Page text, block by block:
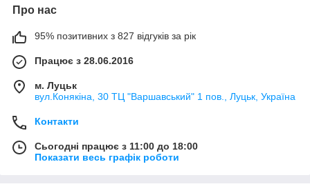
Про нас
95% позитивних з 827 відгуків за рік
Працює з 28.06.2016
м. Луцьк
вул.Конякіна, 30 ТЦ "Варшавський" 1 пов., Луцьк, Україна
Контакти
Сьогодні працює з 11:00 до 18:00
Показати весь графік роботи